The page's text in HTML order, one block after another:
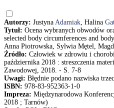
Autorzy: Justyna Adamiak, Halina
Tytuł: Ocena wybranych obwodów
selected body circumferences and
Anna Piotrowska, Sylwia Mętel,
Źródło: Człowiek w zdrowiu i
października 2018 : streszczenia
Zawodowej, 2018. - S. 7-8
Uwagi: Błędnie podano nazwiska
ISBN: 978-83-952363-1-0
Impreza: Międzynarodowa
2018 ; Tarnów)